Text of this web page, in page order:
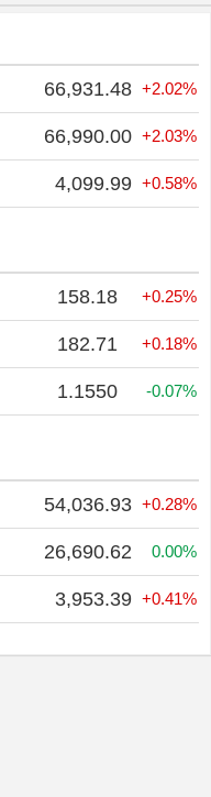
66,931.48 +2.02%
66,990.00 +2.03%
4,099.99 +0.58%
158.18 +0.25%
182.71 +0.18%
1.1550 -0.07%
54,036.93 +0.28%
26,690.62 0.00%
3,953.39 +0.41%